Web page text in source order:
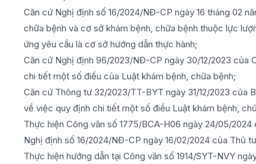
Căn cứ Nghị định số 16/2024/NĐ-CP ngày 16 tháng 02
chữa bệnh và cơ sở khám bệnh, chữa bệnh thuộc lực
ứng yêu cầu là cơ sở hướng dẫn thực hành;
Căn cứ Nghị định 96/2023/NĐ-CP ngày 30/12/2023 của
chi tiết một số điều của Luật khám bệnh, chữa bệnh;
Căn cứ Thông tư 32/2023/TT-BYT ngày 31/12/2023 của
về việc quy định chi tiết một số điều Luật khám bệnh,
Thực hiện Công văn số 1775/BCA-H06 ngày 24/05/
Nghị định số 16/2024/NĐ-CP ngày 16/02/2024 của Thủ
Thực hiện hướng dẫn tại Công văn số 1914/SYT-NVY